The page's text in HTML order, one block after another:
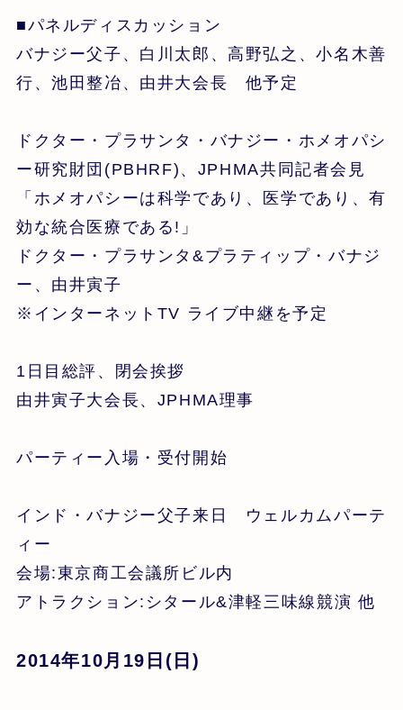
■パネルディスカッション
バナジー父子、白川太郎、高野弘之、小名木善
行、池田整冶、由井大会長 他予定
ドクター・プラサンタ・バナジー・ホメオパシ
ー研究財団(PBHRF)、JPHMA共同記者会見
「ホメオパシーは科学であり、医学であり、有
効な統合医療である!」
ドクター・プラサンタ&プラティップ・バナジ
ー、由井寅子
※インターネットTV ライブ中継を予定
1日目総評、閉会挨拶
由井寅子大会長、JPHMA理事
パーティー入場・受付開始
インド・バナジー父子来日 ウェルカムパーテ
ィー
会場:東京商工会議所ビル内
アトラクション:シタール&津軽三味線競演 他
2014年10月19日(日)